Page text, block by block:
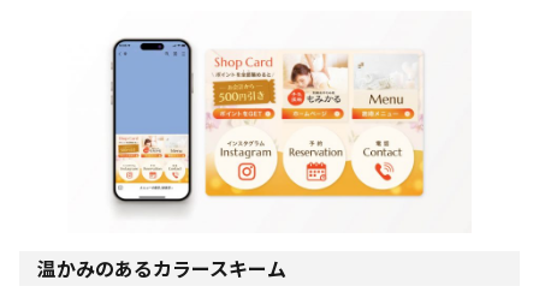
温かみのあるカラースキーム